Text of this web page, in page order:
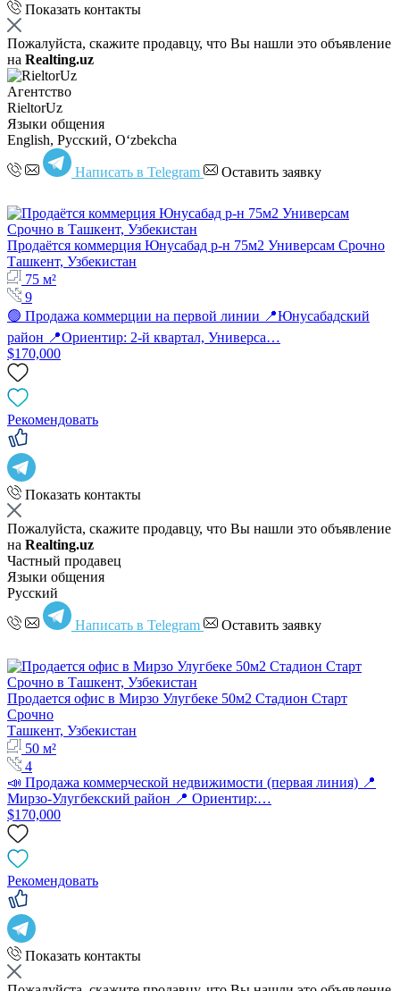
Показать контакты
Пожалуйста, скажите продавцу, что Вы нашли это объявление
на Realting.uz
Агентство
RieltorUz
Языки общения
English, Русский, Oʻzbekcha
Написать в Telegram Оставить заявку
Продаётся коммерция Юнусабад р-н 75м2 Универсам Срочно
Ташкент, Узбекистан
75 м²
9
🟢 Продажа коммерции на первой линии 📍Юнусабадский
район 📍Ориентир: 2-й квартал, Универса…
$170,000
Рекомендовать
Показать контакты
Пожалуйста, скажите продавцу, что Вы нашли это объявление
на Realting.uz
Частный продавец
Языки общения
Русский
Написать в Telegram Оставить заявку
Продается офис в Мирзо Улугбеке 50м2 Стадион Старт
Срочно
Ташкент, Узбекистан
50 м²
4
📣 Продажа коммерческой недвижимости (первая линия) 📍
Мирзо-Улугбекский район 📍 Ориентир:…
$170,000
Рекомендовать
Показать контакты